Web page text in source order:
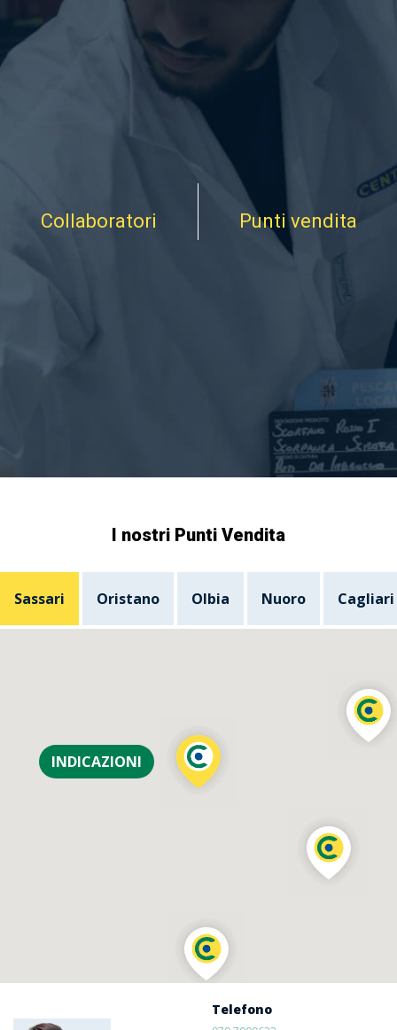
Collaboratori Punti vendita
I nostri Punti Vendita
Telefono
Sassari Oristano Olbia Nuoro Cagliari
INDICAZIONI